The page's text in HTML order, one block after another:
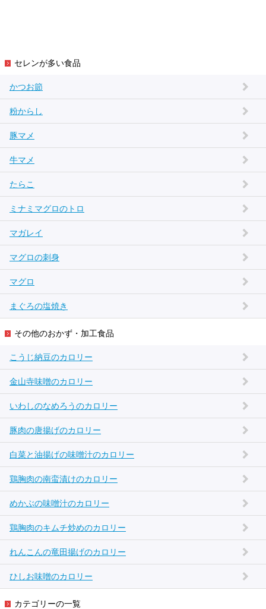
セレンが多い食品
かつお節
粉からし
豚マメ
牛マメ
たらこ
ミナミマグロのトロ
マガレイ
マグロの刺身
マグロ
まぐろの塩焼き
その他のおかず・加工食品
こうじ納豆のカロリー
金山寺味噌のカロリー
いわしのなめろうのカロリー
豚肉の唐揚げのカロリー
白菜と油揚げの味噌汁のカロリー
鶏胸肉の南蛮漬けのカロリー
めかぶの味噌汁のカロリー
鶏胸肉のキムチ炒めのカロリー
れんこんの竜田揚げのカロリー
ひしお味噌のカロリー
カテゴリーの一覧